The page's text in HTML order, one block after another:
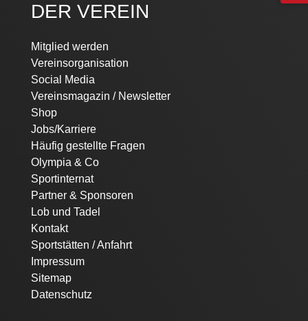
DER VEREIN
Navigation
überspringen
Mitglied werden
Vereinsorganisation
Social Media
Vereinsmagazin / Newsletter
Shop
Jobs/Karriere
Häufig gestellte Fragen
Olympia & Co
Sportinternat
Partner & Sponsoren
Lob und Tadel
Kontakt
Sportstätten / Anfahrt
Impressum
Sitemap
Datenschutz